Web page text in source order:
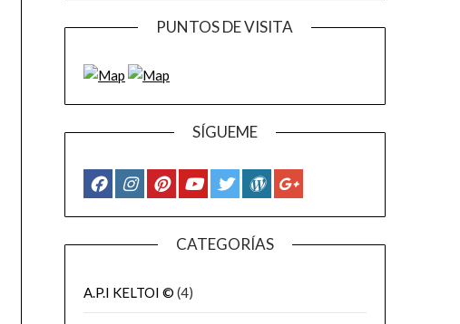
PUNTOS DE VISITA
SÍGUEME
CATEGORÍAS
A.P.I KELTOI © (4)